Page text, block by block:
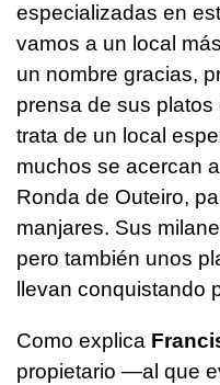
especializadas en
vamos a un local
un nombre gracias,
prensa de sus
trata de un local
muchos se acercan
Ronda de Outeiro,
manjares. Sus
pero también unos
llevan conquistando
Como explica
propietario —al que